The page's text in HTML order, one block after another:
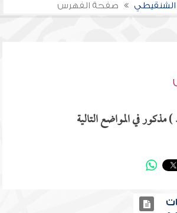
صفحة الفهرس
في المواضع التالية